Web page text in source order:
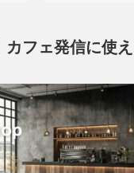
カフェ発信に使